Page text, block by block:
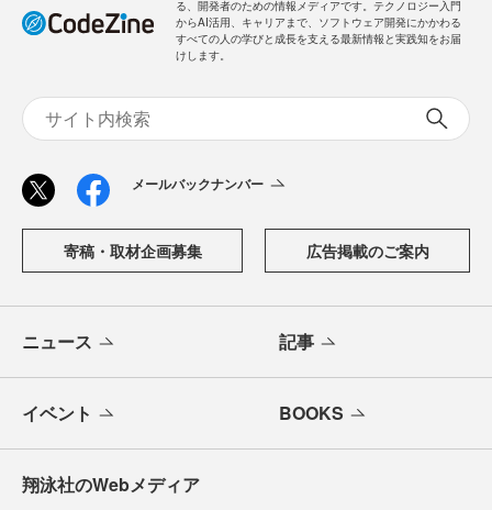
る、開発者のための情報メディアです。テクノロジー入門
からAI活用、キャリアまで、ソフトウェア開発にかかわる
すべての人の学びと成長を支える最新情報と実践知をお届
けします。
メールバックナンバー
寄稿・取材企画募集 広告掲載のご案内
ニュース 記事
イベント BOOKS
翔泳社のWebメディア